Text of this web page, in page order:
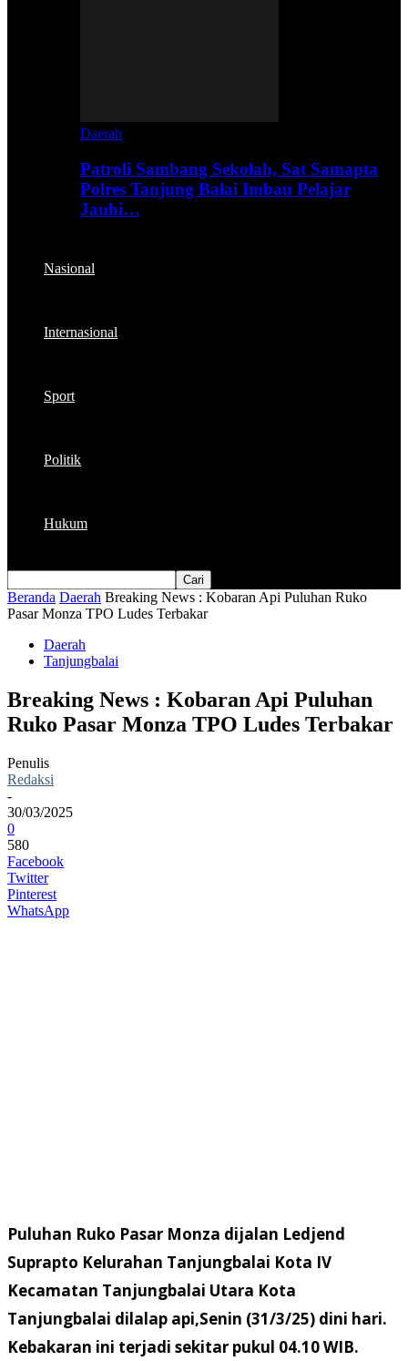
Daerah
Patroli Sambang Sekolah, Sat Samapta
Polres Tanjung Balai Imbau Pelajar
Jauhi…
Nasional
Internasional
Sport
Politik
Hukum
Beranda Daerah Breaking News : Kobaran Api Puluhan Ruko
Pasar Monza TPO Ludes Terbakar
Daerah
Tanjungbalai
Breaking News : Kobaran Api Puluhan
Ruko Pasar Monza TPO Ludes Terbakar
Penulis
Redaksi
-
30/03/2025
0
580
Facebook
Twitter
Pinterest
WhatsApp
Puluhan Ruko Pasar Monza dijalan Ledjend
Suprapto Kelurahan Tanjungbalai Kota IV
Kecamatan Tanjungbalai Utara Kota
Tanjungbalai dilalap api,Senin (31/3/25) dini hari.
Kebakaran ini terjadi sekitar pukul 04.10 WIB.